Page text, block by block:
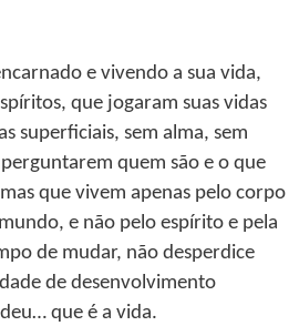
e vivendo a sua vida,
que jogaram suas vidas
superficiais, sem alma, sem
quem são e o que
que vivem apenas pelo corpo
e não pelo espírito e pela
de mudar, não desperdice
de desenvolvimento
que é a vida.